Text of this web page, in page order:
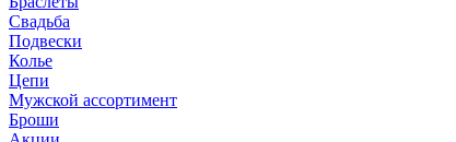
Свадьба
Подвески
Колье
Цепи
Мужской ассортимент
Броши